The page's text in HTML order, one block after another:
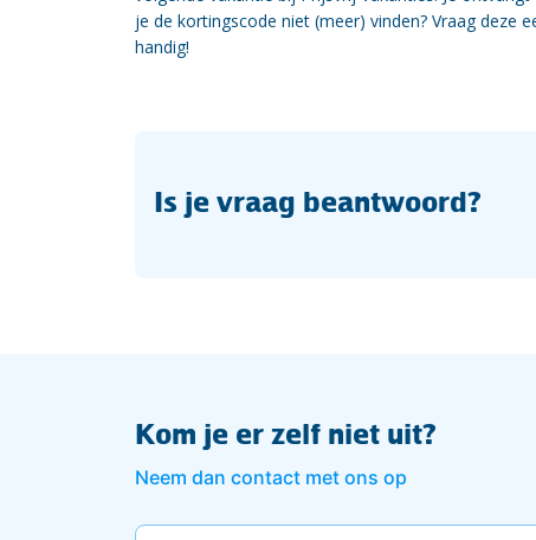
je de kortingscode niet (meer) vinden? Vraag deze
handig!
Is je vraag beantwoord?
Kom je er zelf niet uit?
Neem dan contact met ons op